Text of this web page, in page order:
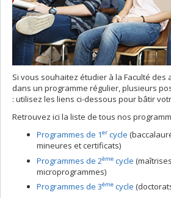
Si vous souhaitez étudier à la Faculté des
dans un programme régulier, plusieurs
: utilisez les liens ci-dessous pour bâtir
Retrouvez ici la liste de tous nos
Programmes de 1er cycle
mineures et certificats)
Programmes de 2ème cycle
microprogrammes)
Programmes de 3ème cycle